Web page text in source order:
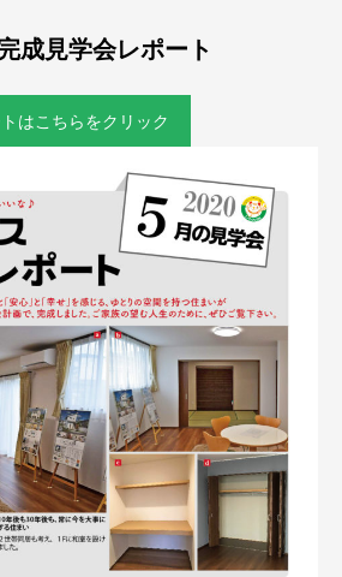
成見学会レポート
はこちらをクリック